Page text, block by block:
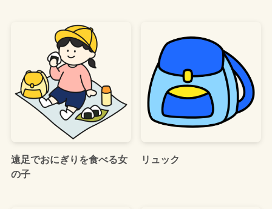
遠足でおにぎりを食べる女
の子
リュック